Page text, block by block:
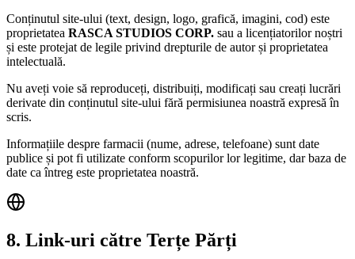
Conținutul site-ului (text, design, logo, grafică, imagini, cod) este
proprietatea RASCA STUDIOS CORP. sau a licențiatorilor noștri
și este protejat de legile privind drepturile de autor și proprietatea
intelectuală.
Nu aveți voie să reproduceți, distribuiți, modificați sau creați lucrări
derivate din conținutul site-ului fără permisiunea noastră expresă în
scris.
Informațiile despre farmacii (nume, adrese, telefoane) sunt date
publice și pot fi utilizate conform scopurilor lor legitime, dar baza de
date ca întreg este proprietatea noastră.
8. Link-uri către Terțe Părți